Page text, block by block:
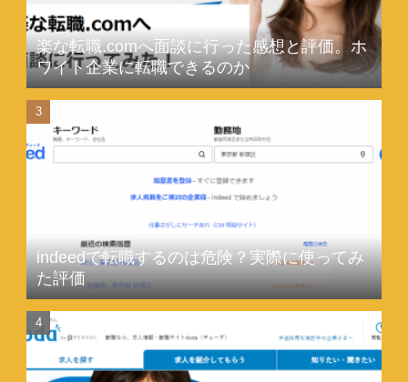
楽な転職.comへ面談に行った感想と評価。ホ
ワイト企業に転職できるのか
indeedで転職するのは危険？実際に使ってみ
た評価